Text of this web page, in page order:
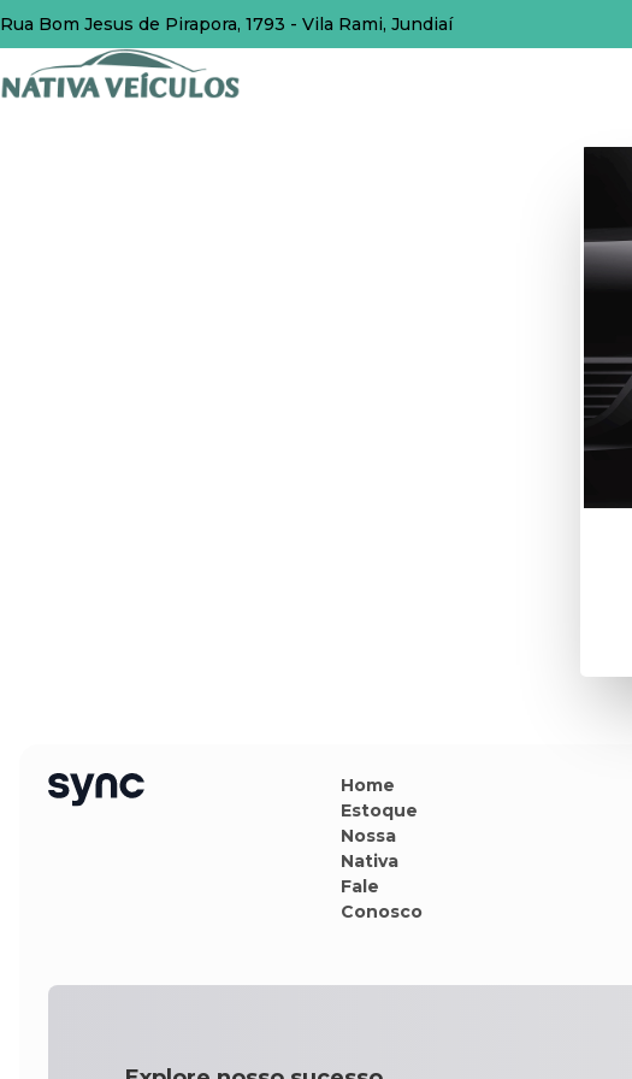
Rua Bom Jesus de Pirapora, 1793 - Vila Rami, Jundiaí
Home
Estoque
Nossa
Nativa
Fale
Conosco